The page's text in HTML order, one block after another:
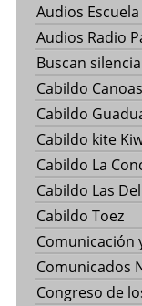
Audios Escuela
Audios Radio
Buscan
Cabildo Canoas
Cabildo
Cabildo kite
Cabildo La
Cabildo Las
Cabildo Toez
Comunicación
Comunicados
Congreso de